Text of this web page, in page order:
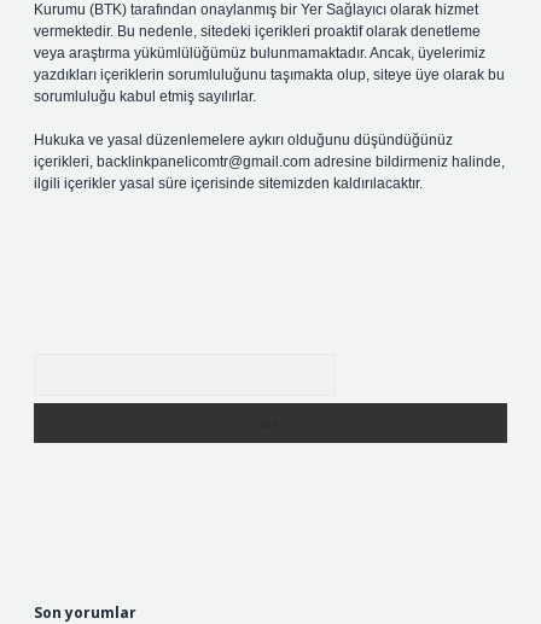
Kurumu (BTK) tarafından onaylanmış bir Yer Sağlayıcı olarak hizmet
vermektedir. Bu nedenle, sitedeki içerikleri proaktif olarak denetleme
veya araştırma yükümlülüğümüz bulunmamaktadır. Ancak, üyelerimiz
yazdıkları içeriklerin sorumluluğunu taşımakta olup, siteye üye olarak bu
sorumluluğu kabul etmiş sayılırlar.
Hukuka ve yasal düzenlemelere aykırı olduğunu düşündüğünüz
içerikleri, backlinkpanelicomtr@gmail.com adresine bildirmeniz halinde,
ilgili içerikler yasal süre içerisinde sitemizden kaldırılacaktır.
Son yorumlar